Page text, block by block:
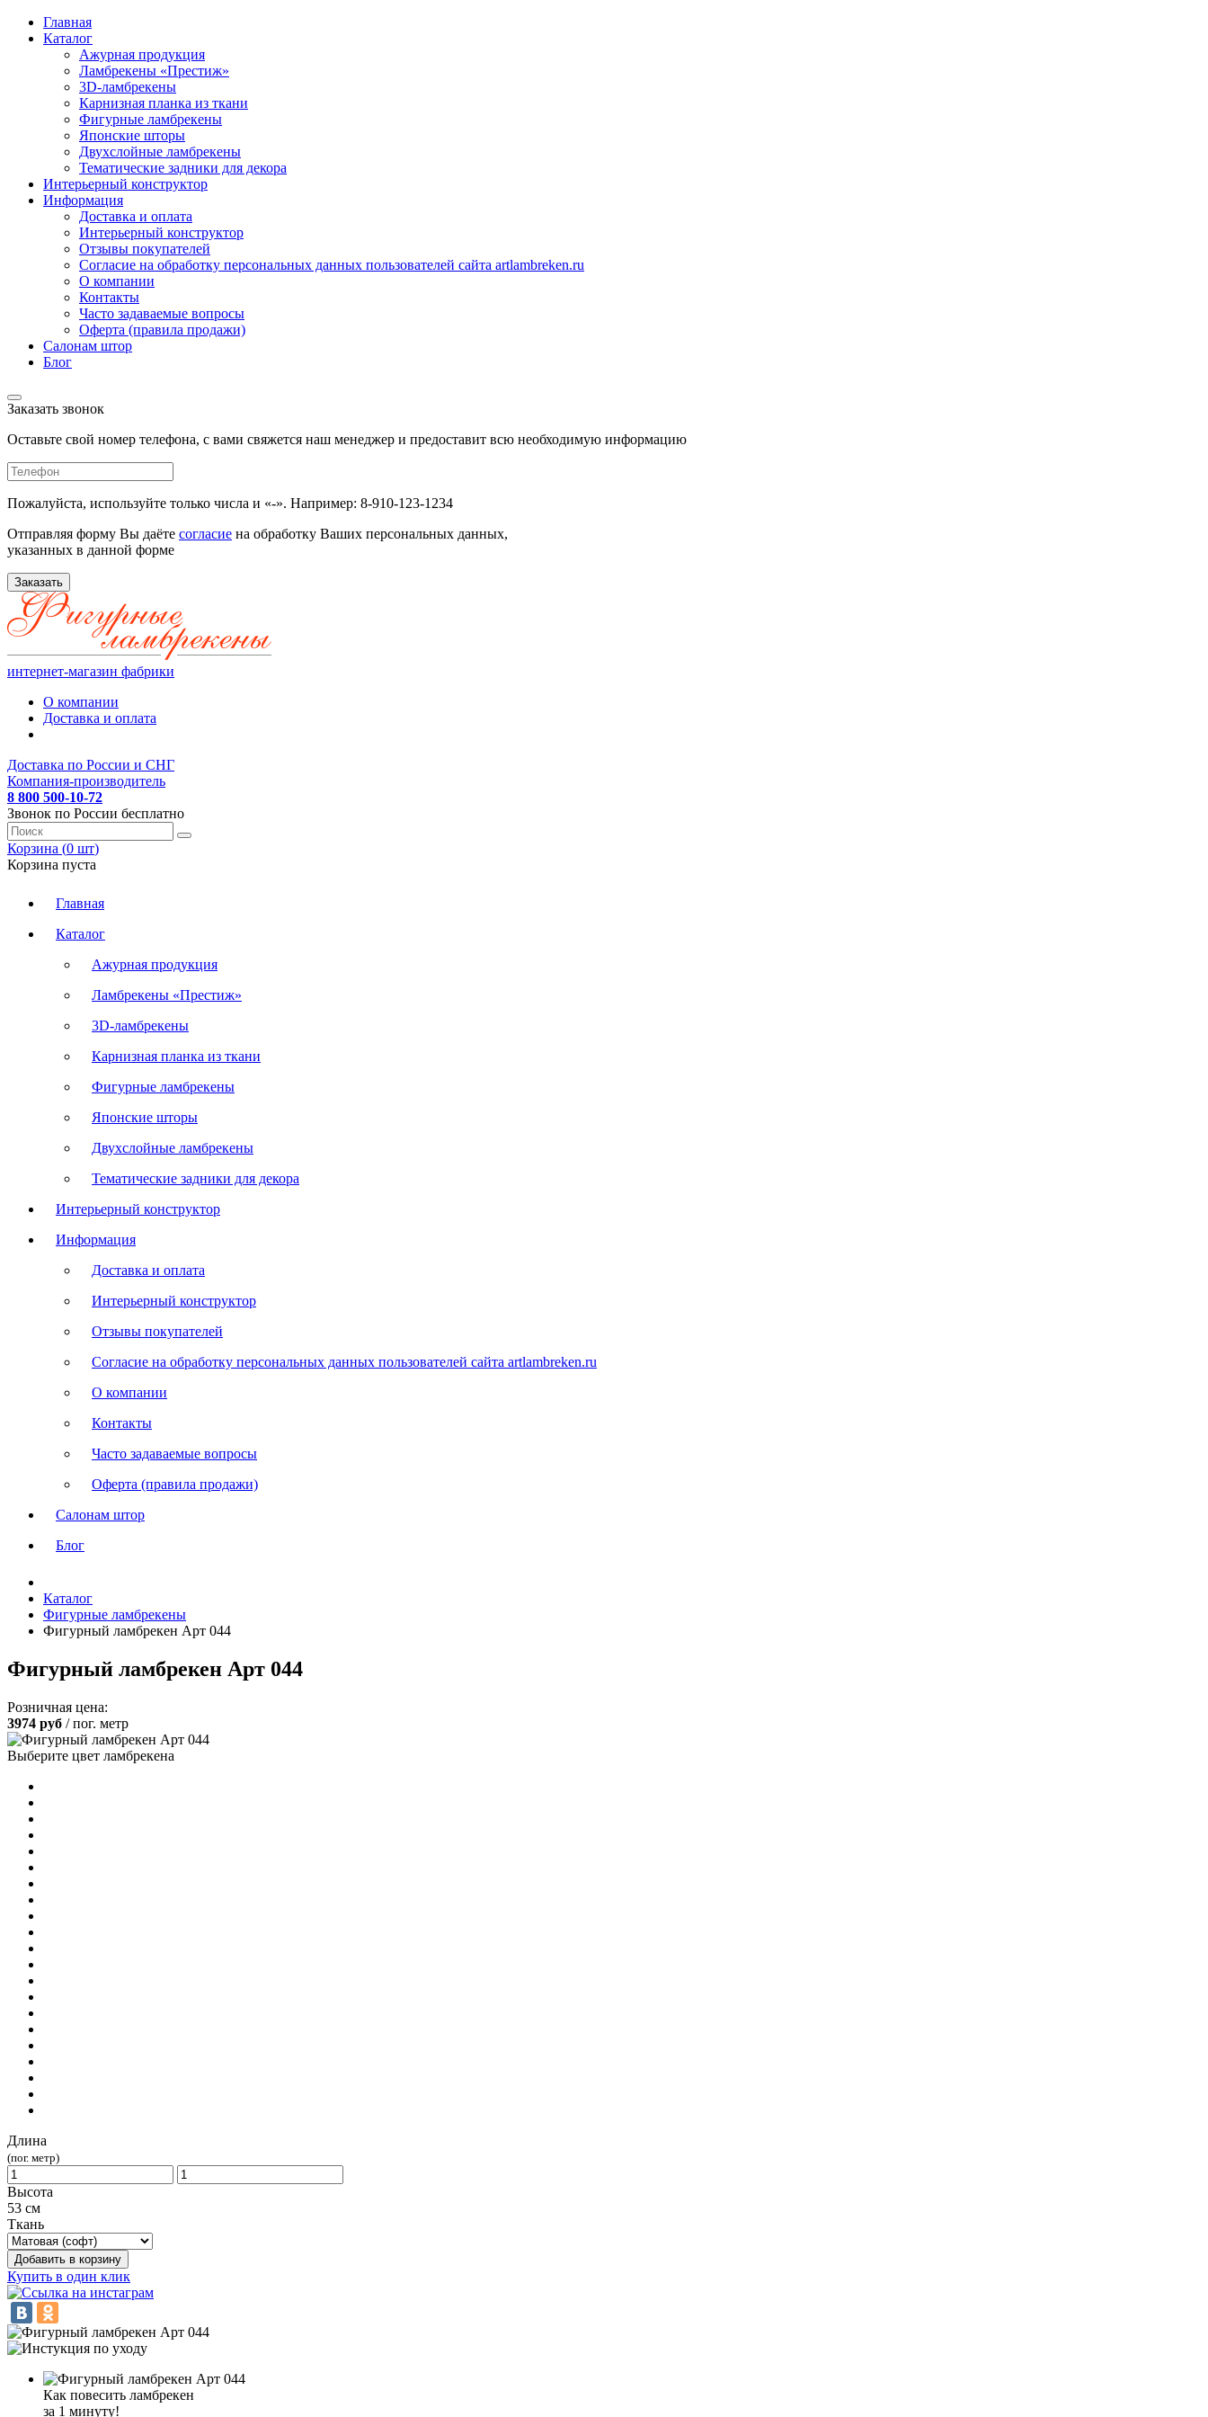
Главная
Каталог
Ажурная продукция
Ламбрекены «Престиж»
3D-ламбрекены
Карнизная планка из ткани
Фигурные ламбрекены
Японские шторы
Двухслойные ламбрекены
Тематические задники для декора
Интерьерный конструктор
Информация
Доставка и оплата
Интерьерный конструктор
Отзывы покупателей
Согласие на обработку персональных данных пользователей сайта artlambreken.ru
О компании
Контакты
Часто задаваемые вопросы
Оферта (правила продажи)
Салонам штор
Блог
Заказать звонок
Оставьте свой номер телефона, с вами свяжется наш менеджер и предоставит всю необходимую информацию
Пожалуйста, используйте только числа и «-». Например: 8-910-123-1234
Отправляя форму Вы даёте согласие на обработку Ваших персональных данных,
указанных в данной форме
Заказать
интернет-магазин фабрики
О компании
Доставка и оплата
Доставка по России и СНГ
Компания-производитель
8 800 500-10-72
Звонок по России бесплатно
Корзина (0 шт)
Корзина пуста
Главная
Каталог
Ажурная продукция
Ламбрекены «Престиж»
3D-ламбрекены
Карнизная планка из ткани
Фигурные ламбрекены
Японские шторы
Двухслойные ламбрекены
Тематические задники для декора
Интерьерный конструктор
Информация
Доставка и оплата
Интерьерный конструктор
Отзывы покупателей
Согласие на обработку персональных данных пользователей сайта artlambreken.ru
О компании
Контакты
Часто задаваемые вопросы
Оферта (правила продажи)
Салонам штор
Блог
Каталог
Фигурные ламбрекены
Фигурный ламбрекен Арт 044
Фигурный ламбрекен Арт 044
Розничная цена:
3974 руб / пог. метр
Выберите цвет ламбрекена
Длина
(пог. метр)
Высота
53 см
Ткань
Добавить в корзину
Купить в один клик
Как повесить ламбрекен
за 1 минуту!